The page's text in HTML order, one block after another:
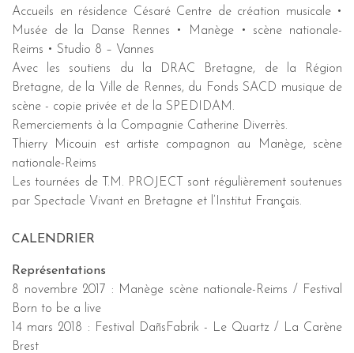
Accueils en résidence Césaré Centre de création musicale •
Musée de la Danse Rennes • Manège • scène nationale-
Reims • Studio 8 – Vannes
Avec les soutiens du la DRAC Bretagne, de la Région
Bretagne, de la Ville de Rennes, du Fonds SACD musique de
scène - copie privée et de la SPEDIDAM.
Remerciements à la Compagnie Catherine Diverrès.
Thierry Micouin est artiste compagnon au Manège, scène
nationale-Reims
Les tournées de T.M. PROJECT sont régulièrement soutenues
par Spectacle Vivant en Bretagne et l’Institut Français.
CALENDRIER
Représentations
8 novembre 2017 : Manège scène nationale-Reims / Festival
Born to be a live
14 mars 2018 : Festival DañsFabrik - Le Quartz / La Carène
Brest